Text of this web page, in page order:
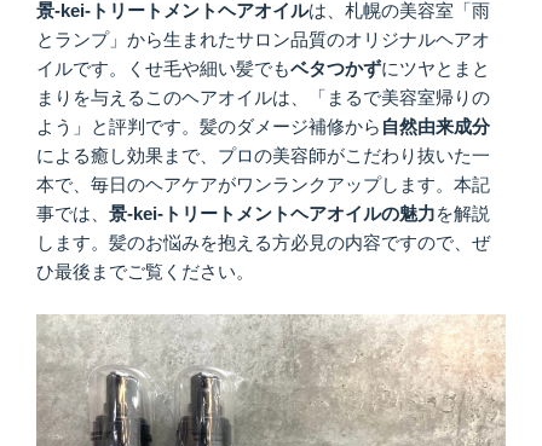
景-kei-トリートメントヘアオイルは、札幌の美容室「雨
とランプ」から生まれたサロン品質のオリジナルヘアオ
イルです。くせ毛や細い髪でもベタつかずにツヤとまと
まりを与えるこのヘアオイルは、「まるで美容室帰りの
よう」と評判です。髪のダメージ補修から 自然由来成分
による癒し効果まで、プロの美容師がこだわり抜いた一
本で、毎日のヘアケアがワンランクアップします。本記
事では、 景-kei-トリートメントヘアオイルの魅力を解説
します。髪のお悩みを抱える方必見の内容ですので、ぜ
ひ最後までご覧ください。